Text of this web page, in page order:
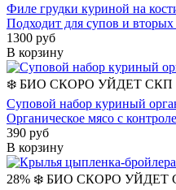
Филе грудки куриной на
Подходит для супов и
1300 руб
В корзину
❄️ БИО СКОРО УЙДЕТ СКП
Суповой набор куриный
Органическое мясо с
390 руб
В корзину
28% ❄️ БИО СКОРО УЙДЕТ